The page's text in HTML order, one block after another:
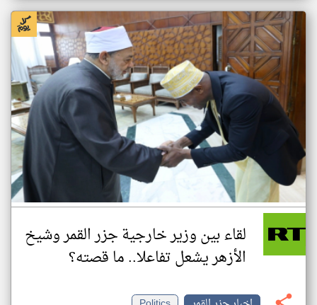
لقاء بين وزير خارجية جزر القمر وشيخ
الأزهر يشعل تفاعلا.. ما قصته؟